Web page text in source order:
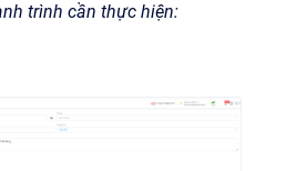
trình cần thực hiện: